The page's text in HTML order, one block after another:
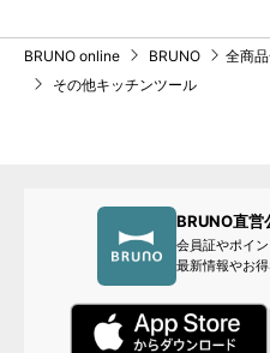
BRUNO online BRUNO 全商
その他キッチンツール
BRUNO直営
会員証やポイ
最新情報やお